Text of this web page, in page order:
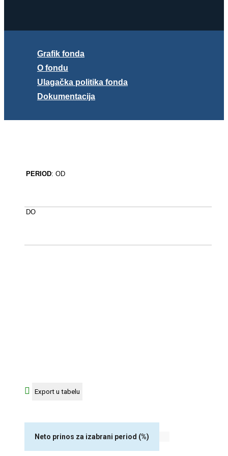
Grafik fonda
O fondu
Ulagačka politika fonda
Dokumentacija
PERIOD: OD
DO
Neto prinos za izabrani period (%)